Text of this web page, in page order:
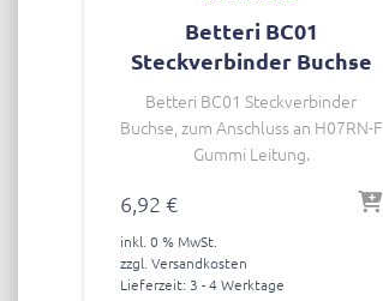
Betteri BC01
Steckverbinder Buchse
Betteri BC01 Steckverbinder
Buchse, zum Anschluss an H07RN-F
Gummi Leitung.
6,92 €
inkl. 0 % MwSt.
zzgl. Versandkosten
Lieferzeit: 3 - 4 Werktage